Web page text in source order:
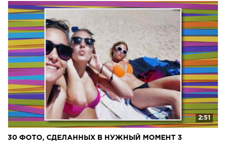
2:51
30 ФОТО, СДЕЛАННЫХ В НУЖНЫЙ МОМЕНТ 3